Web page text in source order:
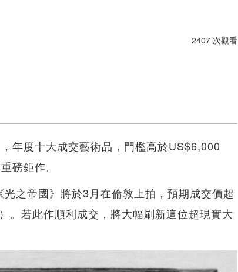
2407 次觀看
年度十大成交藝術品，門檻高於US$6,000
磅鉅作。
之帝國》將於3月在倫敦上拍，預期成交價超
若此作順利成交，將大幅刷新這位超現實大